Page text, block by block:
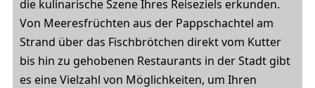
die kulinarische Szene Ihres Reiseziels erkunden.
Von Meeresfrüchten aus der Pappschachtel am
Strand über das Fischbrötchen direkt vom Kutter
bis hin zu gehobenen Restaurants in der Stadt gibt
es eine Vielzahl von Möglichkeiten, um Ihren